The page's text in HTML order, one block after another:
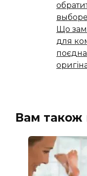
Що
для
Вам також